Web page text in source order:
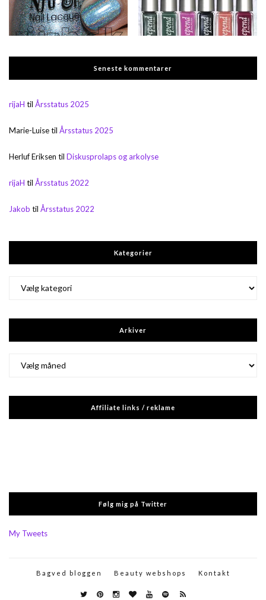
Seneste kommentarer
rijaH til Årsstatus 2025
Marie-Luisetil Årsstatus 2025
Herluf Eriksen til Diskusprolaps og arkolyse
rijaH til Årsstatus 2022
Jakob til Årsstatus 2022
Kategorier
Arkiver
Affiliate links / reklame
Følg mig på Twitter
My Tweets
Bagved bloggen Beauty webshops Kontakt